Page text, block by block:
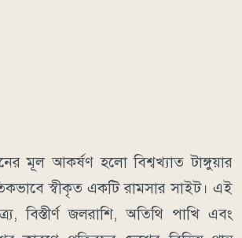
মূল আকর্ষণ হলো বিশ্বখ্যাত টাঙ্গুয়ার
স্বীকৃত একটি রামসার সাইট। এই
বিস্তীর্ণ জলরাশি, অতিথি পাখি এবং